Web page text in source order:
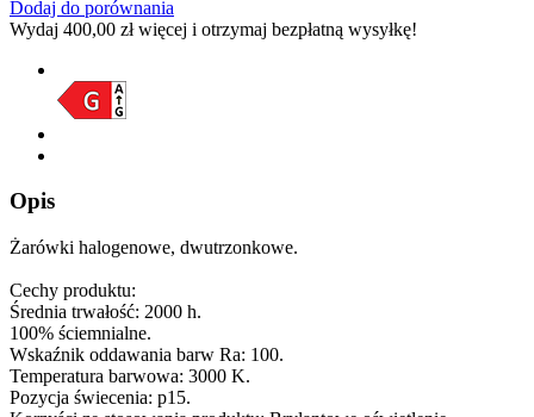
Dodaj do porównania
Wydaj 400,00 złwięcej i otrzymaj bezpłatną wysyłkę!
Opis
Żarówki halogenowe, dwutrzonkowe.
Cechy produktu:
Średnia trwałość: 2000 h.
100% ściemnialne.
Wskaźnik oddawania barw Ra: 100.
Temperatura barwowa: 3000 K.
Pozycja świecenia: p15.